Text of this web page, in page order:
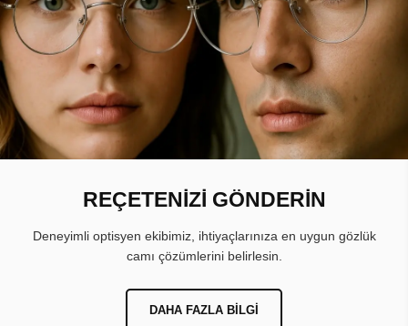
REÇETENİZİ GÖNDERİN
Deneyimli optisyen ekibimiz, ihtiyaçlarınıza en uygun gözlük
camı çözümlerini belirlesin.
DAHA FAZLA BILGI